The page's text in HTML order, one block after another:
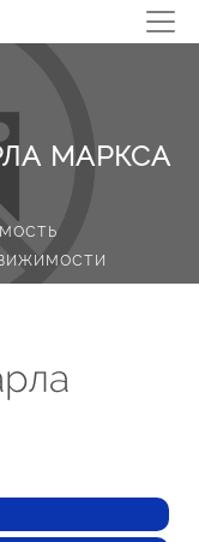
МАРКСА